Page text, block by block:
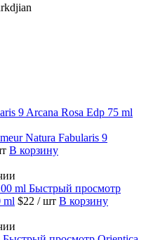
Natura Fabularis 9
В корзину
Быстрый просмотр
ml $22 / шт В корзину